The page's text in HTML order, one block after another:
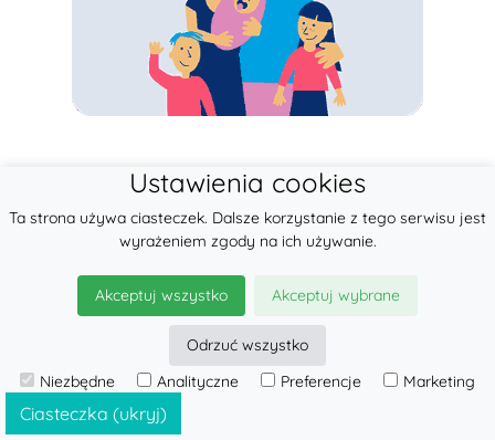
Ciasteczka (ukryj)
Ustawienia cookies
Ta strona używa ciasteczek. Dalsze korzystanie z tego serwisu jest
wyrażeniem zgody na ich używanie.
Akceptuj wszystko Akceptuj wybrane
Odrzuć wszystko
Niezbędne
Analityczne Preferencje Marketing